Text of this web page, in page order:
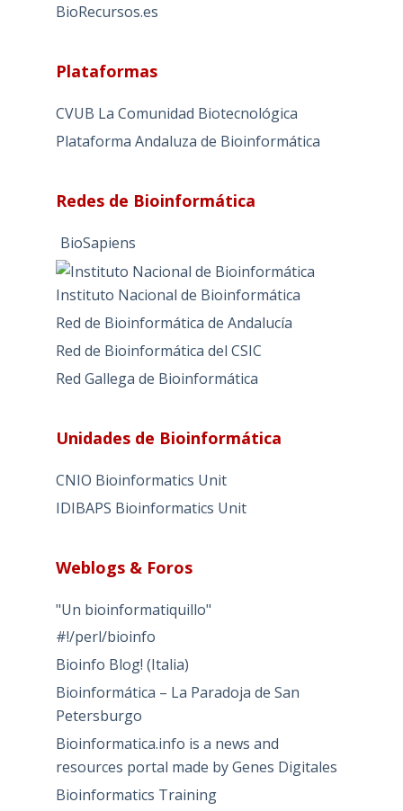
a
v
:
BioRecursos.es
Plataformas
CVUB La Comunidad Biotecnológica
Plataforma Andaluza de Bioinformática
Redes de Bioinformática
BioSapiens
Instituto Nacional de Bioinformática
Red de Bioinformática de Andalucía
Red de Bioinformática del CSIC
Red Gallega de Bioinformática
Unidades de Bioinformática
CNIO Bioinformatics Unit
IDIBAPS Bioinformatics Unit
Weblogs & Foros
"Un bioinformatiquillo"
#!/perl/bioinfo
Bioinfo Blog! (Italia)
Bioinformática – La Paradoja de San
Petersburgo
Bioinformatica.info is a news and
resources portal made by Genes Digitales
Bioinformatics Training